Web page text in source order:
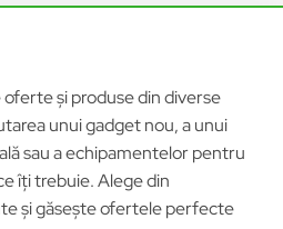
și produse din diverse
unui gadget nou, a unui
sau a echipamentelor pentru
îți trebuie. Alege din
și găsește ofertele perfecte